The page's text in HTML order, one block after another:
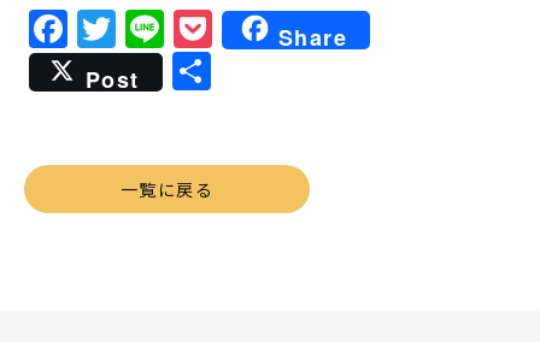
Facebook
Twitter
LinePocket
Share
Post
共
一覧に戻る